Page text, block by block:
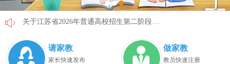
省教育厅最新发文！事关2026年普通高校综合评价招生改革
请家教
家长快速发布
做家教
教员快速注册